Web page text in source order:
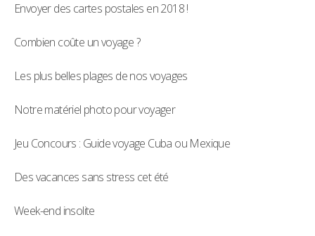
Envoyer des cartes postales en 2018 !
Combien coûte un voyage ?
Les plus belles plages de nos voyages
Notre matériel photo pour voyager
Jeu Concours : Guide voyage Cuba ou Mexique
Des vacances sans stress cet été
Week-end insolite